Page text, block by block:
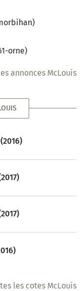
orne)
annonces McLouis
les cotes McLouis